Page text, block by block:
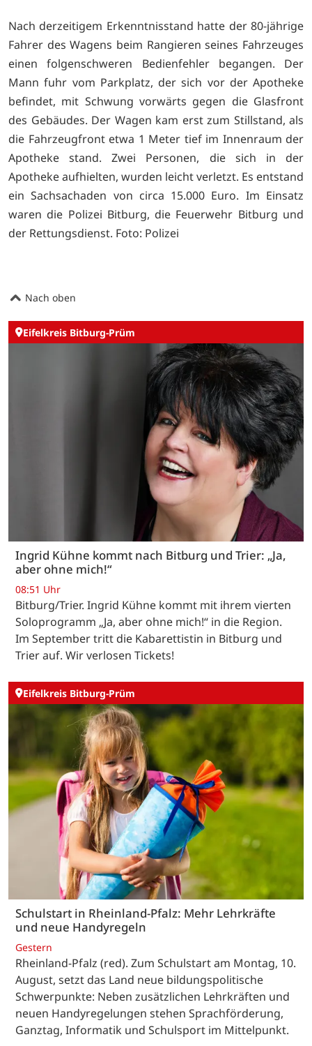
Nach derzeitigem Erkenntnisstand hatte der 80-jährige
Fahrer des Wagens beim Rangieren seines Fahrzeuges
einen folgenschweren Bedienfehler begangen. Der
Mann fuhr vom Parkplatz, der sich vor der Apotheke
befindet, mit Schwung vorwärts gegen die Glasfront
des Gebäudes. Der Wagen kam erst zum Stillstand, als
die Fahrzeugfront etwa 1 Meter tief im Innenraum der
Apotheke stand. Zwei Personen, die sich in der
Apotheke aufhielten, wurden leicht verletzt. Es entstand
ein Sachsachaden von circa 15.000 Euro. Im Einsatz
waren die Polizei Bitburg, die Feuerwehr Bitburg und
der Rettungsdienst. Foto: Polizei
Nach oben
Eifelkreis Bitburg-Prüm
Ingrid Kühne kommt nach Bitburg und Trier: „Ja,
aber ohne mich!“
08:51 Uhr
Bitburg/Trier. Ingrid Kühne kommt mit ihrem vierten
Soloprogramm „Ja, aber ohne mich!“ in die Region.
Im September tritt die Kabarettistin in Bitburg und
Trier auf. Wir verlosen Tickets!
Eifelkreis Bitburg-Prüm
Schulstart in Rheinland-Pfalz: Mehr Lehrkräfte
und neue Handyregeln
Gestern
Rheinland-Pfalz (red). Zum Schulstart am Montag, 10.
August, setzt das Land neue bildungspolitische
Schwerpunkte: Neben zusätzlichen Lehrkräften und
neuen Handyregelungen stehen Sprachförderung,
Ganztag, Informatik und Schulsport im Mittelpunkt.